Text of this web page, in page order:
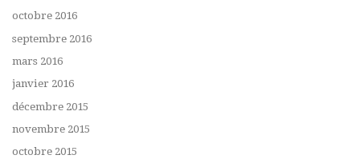
octobre 2016
septembre 2016
mars 2016
janvier 2016
décembre 2015
novembre 2015
octobre 2015